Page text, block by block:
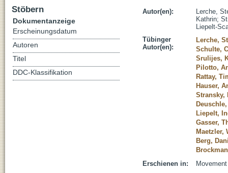
Autor(en):
Lerche,
Kathrin;
Liepelt-
Tübinger
Autor(en):
Lerche,
Schulte,
Srulijes,
Pilotto,
Rattay,
Hauser,
Stransky,
Liepelt,
Gasser,
Maetzler,
Berg,
Erschienen in:
Stöbern
Dokumentanzeige
Erscheinungsdatum
Autoren
Titel
DDC-Klassifikation